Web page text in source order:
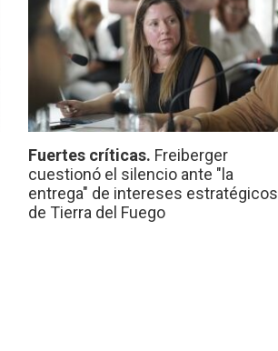
Fuertes críticas. Freiberger
cuestionó el silencio ante "la
entrega" de intereses estratégicos
de Tierra del Fuego